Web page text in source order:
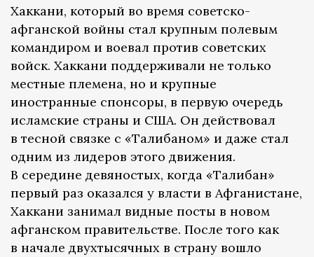
Хаккани, который во время советско-
афганской войны стал крупным полевым
командиром и воевал против советских
войск. Хаккани поддерживали не только
местные племена, но и крупные
иностранные спонсоры, в первую очередь
исламские страны и США. Он действовал
в тесной связке с «Талибаном» и даже стал
одним из лидеров этого движения.
В середине девяностых, когда «Талибан»
первый раз оказался у власти в Афганистане,
Хаккани занимал видные посты в новом
афганском правительстве. После того как
в начале двухтысячных в страну вошло